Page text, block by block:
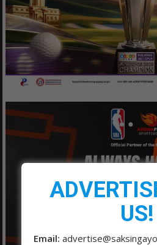
US!
Email: